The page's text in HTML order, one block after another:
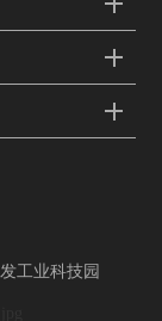
工业科技园